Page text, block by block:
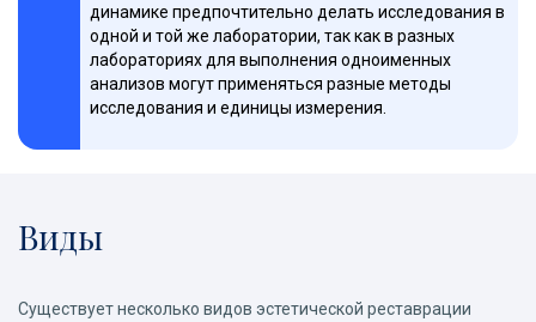
динамике предпочтительно делать исследования в
одной и той же лаборатории, так как в разных
лабораториях для выполнения одноименных
анализов могут применяться разные методы
исследования и единицы измерения.
Виды
Существует несколько видов эстетической реставрации